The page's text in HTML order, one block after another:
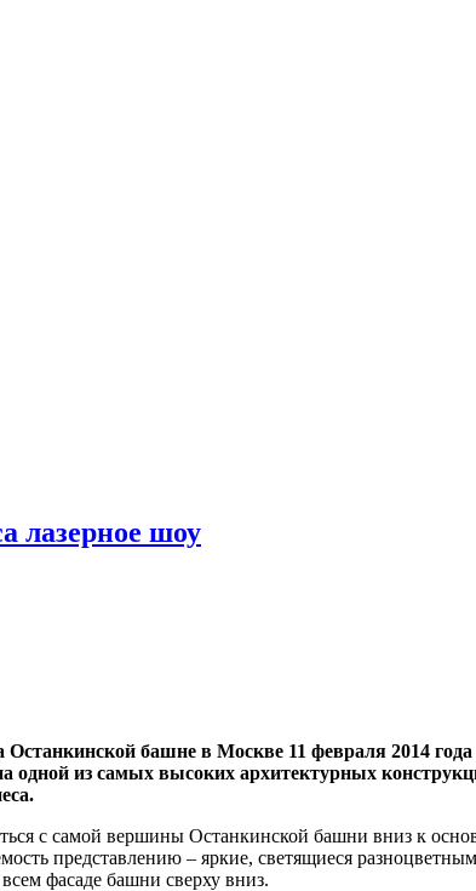
лазерное шоу
башне в Москве 11 февраля 2014
одной из самых высоких архитектурных
с самой вершины Останкинской башни вниз к
представлению – яркие, светящиеся
фасаде башни сверху вниз.